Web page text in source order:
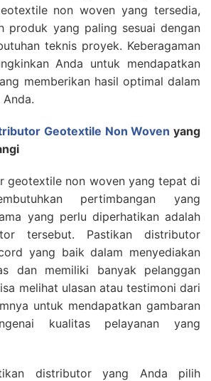
non woven yang tersedia,
produk yang paling sesuai dengan
teknis proyek. Keberagaman
Anda untuk mendapatkan
memberikan hasil optimal dalam
Geotextile Non Woven yang
geotextile non woven yang tepat di
pertimbangan yang
yang perlu diperhatikan adalah
tersebut. Pastikan distributor
yang baik dalam menyediakan
dan memiliki banyak pelanggan
melihat ulasan atau testimoni dari
untuk mendapatkan gambaran
kualitas pelayanan yang
distributor yang Anda pilih